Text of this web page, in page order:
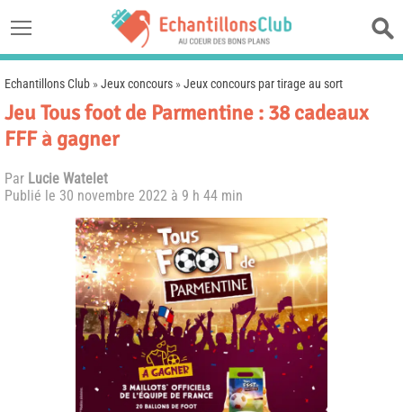
Echantillons Club »Jeux concours »Jeux concours par tirage au sort
Jeu Tous foot de Parmentine : 38 cadeaux
FFF à gagner
Par Lucie Watelet
Publié le 30 novembre 2022 à 9 h 44 min